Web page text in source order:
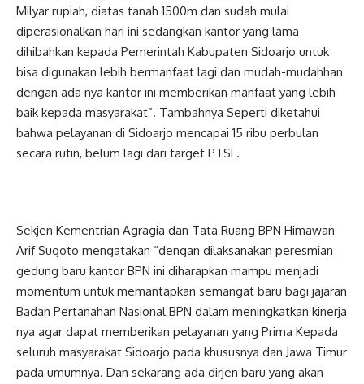
Milyar rupiah, diatas tanah 1500m dan sudah mulai
diperasionalkan hari ini sedangkan kantor yang lama
dihibahkan kepada Pemerintah Kabupaten Sidoarjo untuk
bisa digunakan lebih bermanfaat lagi dan mudah-mudahhan
dengan ada nya kantor ini memberikan manfaat yang lebih
baik kepada masyarakat”. Tambahnya Seperti diketahui
bahwa pelayanan di Sidoarjo mencapai 15 ribu perbulan
secara rutin, belum lagi dari target PTSL.
Sekjen Kementrian Agragia dan Tata Ruang BPN Himawan
Arif Sugoto mengatakan “dengan dilaksanakan peresmian
gedung baru kantor BPN ini diharapkan mampu menjadi
momentum untuk memantapkan semangat baru bagi jajaran
Badan Pertanahan Nasional BPN dalam meningkatkan kinerja
nya agar dapat memberikan pelayanan yang Prima Kepada
seluruh masyarakat Sidoarjo pada khususnya dan Jawa Timur
pada umumnya. Dan sekarang ada dirjen baru yang akan